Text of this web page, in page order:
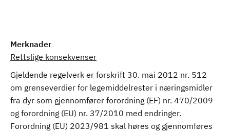
Merknader
Rettslige konsekvenser
Gjeldende regelverk er forskrift 30. mai 2012 nr. 512
om grenseverdier for legemiddelrester i næringsmidler
fra dyr som gjennomfører forordning (EF) nr. 470/2009
og forordning (EU) nr. 37/2010 med endringer.
Forordning (EU) 2023/981 skal høres og gjennomføres